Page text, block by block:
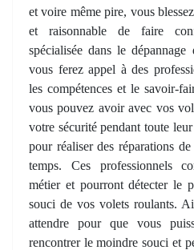
et voire même pire, vous
et raisonnable de faire
spécialisée dans le
vous ferez appel à des
les compétences et le savoir-
vous pouvez avoir avec vos
votre sécurité pendant toute
pour réaliser des réparations
temps. Ces professionnels
métier et pourront détecter le
souci de vos volets roulants.
attendre pour que vous
rencontrer le moindre souci et